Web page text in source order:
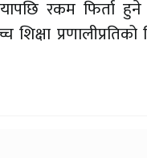
रकम फिर्ता